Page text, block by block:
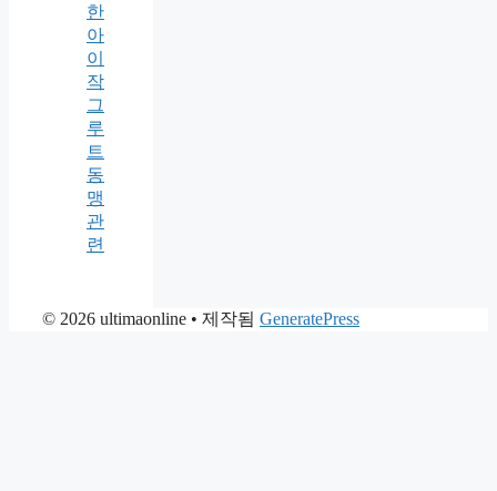
한
아
이
작
그
루
트
동
맹
관
련
© 2026 ultimaonline • 제작됨 GeneratePress